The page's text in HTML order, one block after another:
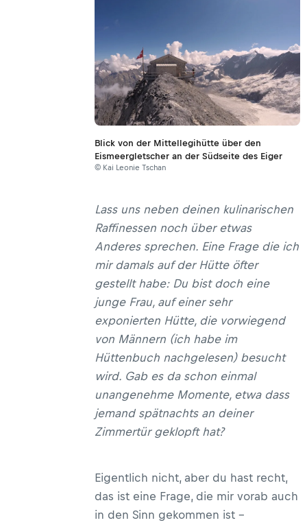
Blick von der Mittellegihütte über den
Eismeergletscher an der Südseite des Eiger
© Kai Leonie Tschan
Lass uns neben deinen kulinarischen
Raffinessen noch über etwas
Anderes sprechen. Eine Frage die ich
mir damals auf der Hütte öfter
gestellt habe: Du bist doch eine
junge Frau, auf einer sehr
exponierten Hütte, die vorwiegend
von Männern (ich habe im
Hüttenbuch nachgelesen) besucht
wird. Gab es da schon einmal
unangenehme Momente, etwa dass
jemand spätnachts an deiner
Zimmertür geklopft hat?
Eigentlich nicht, aber du hast recht,
das ist eine Frage, die mir vorab auch
in den Sinn gekommen ist –